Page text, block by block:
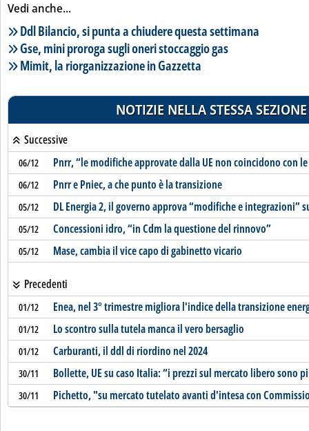
Vedi anche...
Lista notizie correlate
Ddl Bilancio, si punta a chiudere questa settimana
Gse, mini proroga sugli oneri stoccaggio gas
Mimit, la riorganizzazione in Gazzetta
NOTIZIE NELLA STESSA SEZIONE
Successive
06/12 Pnrr, “le modifiche approvate dalla UE non coincidono con
06/12 Pnrr e Pniec, a che punto è la transizione
05/12 DL Energia 2, il governo approva “modifiche e integrazioni”
05/12 Concessioni idro, “in Cdm la questione del rinnovo”
05/12 Mase, cambia il vice capo di gabinetto vicario
Precedenti
01/12 Enea, nel 3° trimestre migliora l'indice della transizione
01/12 Lo scontro sulla tutela manca il vero bersaglio
01/12 Carburanti, il ddl di riordino nel 2024
30/11 Bollette, UE su caso Italia: “i prezzi sul mercato libero sono
30/11 Pichetto, "su mercato tutelato avanti d'intesa con